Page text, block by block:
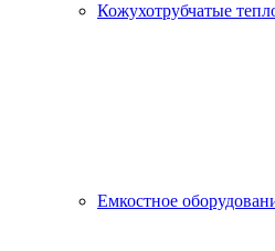
Кожухотрубчатые
Емкостное